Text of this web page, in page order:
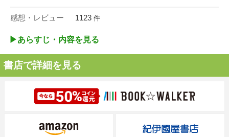
感想・レビュー 1123 件
▶︎あらすじ・内容を見る
書店で詳細を見る